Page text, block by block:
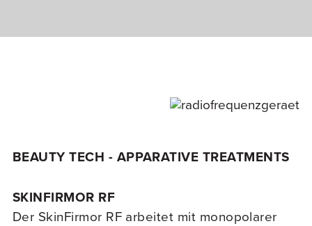
BEAUTY TECH - APPARATIVE TREATMENTS
SKINFIRMOR RF
Der SkinFirmor RF arbeitet mit monopolarer